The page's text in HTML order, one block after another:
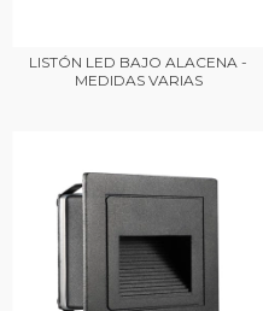
LISTÓN LED BAJO ALACENA -
MEDIDAS VARIAS